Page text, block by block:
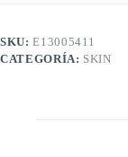
SKU:E13005411
CATEGORÍA: SKIN